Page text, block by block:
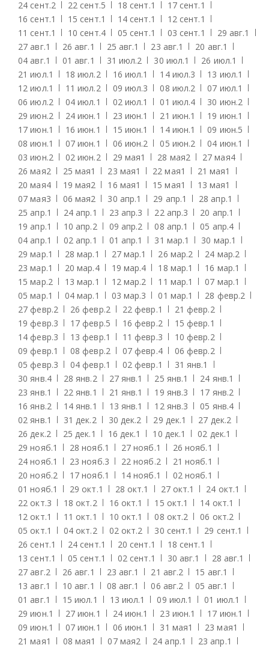
24 сент.2 22 сент.5 18 сент.1 17 сент.1
16 сент.1 15 сент.1 14 сент.1 12 сент.1
11 сент.1 10 сент.4 05 сент.1 03 сент.1 29 авг.1
27 авг.1 26 авг.1 25 авг.1 23 авг.1 20 авг.1
04 авг.1 01 авг.1 31 июл.2 30 июл.1 26 июл.1
21 июл.1 18 июл.2 16 июл.1 14 июл.3 13 июл.1
12 июл.1 11 июл.2 09 июл.3 08 июл.2 07 июл.1
06 июл.2 04 июл.1 02 июл.1 01 июл.4 30 июн.2
29 июн.2 24 июн.1 23 июн.1 21 июн.1 19 июн.1
17 июн.1 16 июн.1 15 июн.1 14 июн.1 09 июн.5
08 июн.1 07 июн.1 06 июн.2 05 июн.2 04 июн.1
03 июн.2 02 июн.2 29 мая1 28 мая2 27 мая4
26 мая2 25 мая1 23 мая1 22 мая1 21 мая1
20 мая4 19 мая2 16 мая1 15 мая1 13 мая1
07 мая3 06 мая2 30 апр.1 29 апр.1 28 апр.1
25 апр.1 24 апр.1 23 апр.3 22 апр.3 20 апр.1
19 апр.1 10 апр.2 09 апр.2 08 апр.1 05 апр.4
04 апр.1 02 апр.1 01 апр.1 31 мар.1 30 мар.1
29 мар.1 28 мар.1 27 мар.1 26 мар.2 24 мар.2
23 мар.1 20 мар.4 19 мар.4 18 мар.1 16 мар.1
15 мар.2 13 мар.1 12 мар.2 11 мар.1 07 мар.1
05 мар.1 04 мар.1 03 мар.3 01 мар.1 28 февр.2
27 февр.2 26 февр.2 22 февр.1 21 февр.2
19 февр.3 17 февр.5 16 февр.2 15 февр.1
14 февр.3 13 февр.1 11 февр.3 10 февр.2
09 февр.1 08 февр.2 07 февр.4 06 февр.2
05 февр.3 04 февр.1 02 февр.1 31 янв.1
30 янв.4 28 янв.2 27 янв.1 25 янв.1 24 янв.1
23 янв.1 22 янв.1 21 янв.1 19 янв.3 17 янв.2
16 янв.2 14 янв.1 13 янв.1 12 янв.3 05 янв.4
02 янв.1 31 дек.2 30 дек.2 29 дек.1 27 дек.2
26 дек.2 25 дек.1 16 дек.1 10 дек.1 02 дек.1
29 нояб.1 28 нояб.1 27 нояб.1 26 нояб.1
24 нояб.1 23 нояб.3 22 нояб.2 21 нояб.1
20 нояб.2 17 нояб.1 14 нояб.1 02 нояб.1
01 нояб.1 29 окт.1 28 окт.1 27 окт.1 24 окт.1
22 окт.3 18 окт.2 16 окт.1 15 окт.1 14 окт.1
12 окт.1 11 окт.1 10 окт.1 08 окт.2 06 окт.2
05 окт.1 04 окт.2 02 окт.2 30 сент.1 29 сент.1
26 сент.1 24 сент.1 20 сент.1 18 сент.1
13 сент.1 05 сент.1 02 сент.1 30 авг.1 28 авг.1
27 авг.2 26 авг.1 23 авг.1 21 авг.2 15 авг.1
13 авг.1 10 авг.1 08 авг.1 06 авг.2 05 авг.1
01 авг.1 15 июл.1 13 июл.1 09 июл.1 01 июл.1
29 июн.1 27 июн.1 24 июн.1 23 июн.1 17 июн.1
09 июн.1 07 июн.1 06 июн.1 31 мая1 23 мая1
21 мая1 08 мая1 07 мая2 24 апр.1 23 апр.1